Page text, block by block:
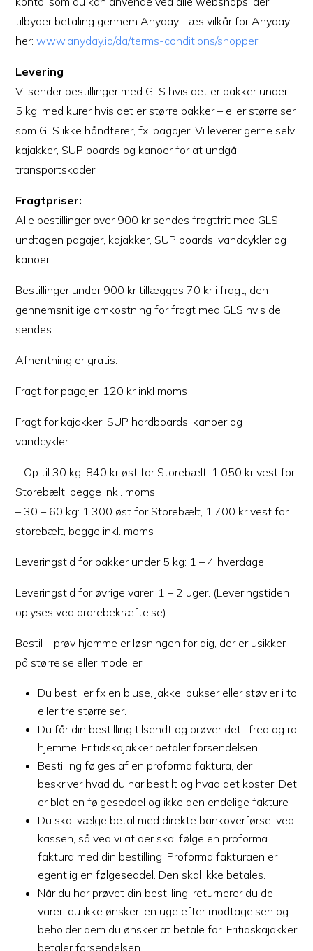
tilbyder betaling gennem Anyday. Læs vilkår for Anyday
her:www.anyday.io/da/terms-conditions/shopper
Levering
Vi sender bestillinger med GLS hvis det er pakker under
5 kg, med kurer hvis det er større pakker – eller størrelser
som GLS ikke håndterer, fx. pagajer. Vi leverer gerne selv
kajakker, SUP boards og kanoer for at undgå
transportskader
Fragtpriser:
Alle bestillinger over 900 kr sendes fragtfrit med GLS –
undtagen pagajer, kajakker, SUP boards, vandcykler og
kanoer.
Bestillinger under 900 kr tillægges 70 kr i fragt, den
gennemsnitlige omkostning for fragt med GLS hvis de
sendes.
Afhentning er gratis.
Fragt for pagajer: 120 kr inkl moms
Fragt for kajakker, SUP hardboards, kanoer og
vandcykler:
– Op til 30 kg: 840 kr øst for Storebælt, 1.050 kr vest for
Storebælt, begge inkl. moms
– 30 – 60 kg: 1.300 øst for Storebælt, 1.700 kr vest for
storebælt, begge inkl. moms
Leveringstid for pakker under 5 kg: 1 – 4 hverdage.
Leveringstid for øvrige varer: 1 – 2 uger. (Leveringstiden
oplyses ved ordrebekræftelse)
Bestil – prøv hjemme er løsningen for dig, der er usikker
på størrelse eller modeller.
Du bestiller fx en bluse, jakke, bukser eller støvler i to
eller tre størrelser.
Du får din bestilling tilsendt og prøver det i fred og ro
hjemme. Fritidskajakker betaler forsendelsen.
Bestilling følges af en proforma faktura, der
beskriver hvad du har bestilt og hvad det koster. Det
er blot en følgeseddel og ikke den endelige fakture
Du skal vælge betal med direkte bankoverførsel ved
kassen, så ved vi at der skal følge en proforma
faktura med din bestilling. Proforma fakturaen er
egentlig en følgeseddel. Den skal ikke betales.
Når du har prøvet din bestilling, returnerer du de
varer, du ikke ønsker, en uge efter modtagelsen og
beholder dem du ønsker at betale for. Fritidskajakker
betaler forsendelsen.